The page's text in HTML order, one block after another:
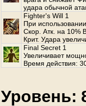
удара обычной
Fighter's Will 1
При
Скор. Атк. на 10%
Крит. Удара
Final Secret 1
Увеличивает
Время действия:
Уровень: